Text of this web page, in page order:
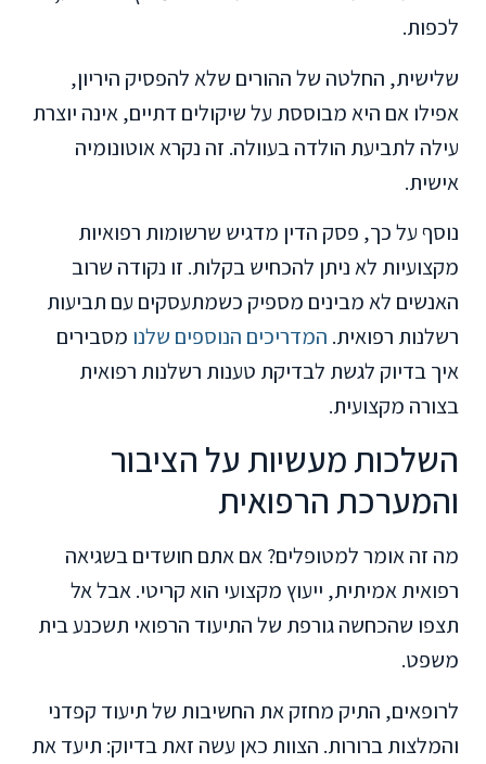
לכפות.
שלישית, החלטה של ההורים שלא להפסיק היריון,
אפילו אם היא מבוססת על שיקולים דתיים, אינה יוצרת
עילה לתביעת הולדה בעוולה. זה נקרא אוטונומיה
אישית.
נוסף על כך, פסק הדין מדגיש שרשומות רפואיות
מקצועיות לא ניתן להכחיש בקלות. זו נקודה שרוב
האנשים לא מבינים מספיק כשמתעסקים עם תביעות
רשלנות רפואית. המדריכים הנוספים שלנו מסבירים
איך בדיוק לגשת לבדיקת טענות רשלנות רפואית
בצורה מקצועית.
השלכות מעשיות על הציבור
והמערכת הרפואית
מה זה אומר למטופלים? אם אתם חושדים בשגיאה
רפואית אמיתית, ייעוץ מקצועי הוא קריטי. אבל אל
תצפו שהכחשה גורפת של התיעוד הרפואי תשכנע בית
משפט.
לרופאים, התיק מחזק את החשיבות של תיעוד קפדני
והמלצות ברורות. הצוות כאן עשה זאת בדיוק: תיעד את